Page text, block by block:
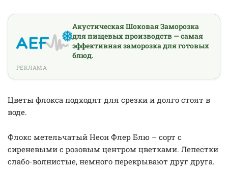
Акустическая Шоковая Заморозка
для пищевых производств — самая
эффективная заморозка для готовых
блюд.
РЕКЛАМА
Цветы флокса подходят для срезки и долго стоят в
воде.
Флокс метельчатый Неон Флер Блю – сорт с
сиреневыми с розовым центром цветками. Лепестки
слабо-волнистые, немного перекрывают друг друга.